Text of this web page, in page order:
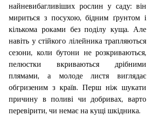
найневибагливіших рослин у саду: він
мириться з посухою, бідним ґрунтом і
кількома роками без поділу куща. Але
навіть у стійкого лілейника трапляються
сезони, коли бутони не розкриваються,
пелюстки вкриваються дрібними
плямами, а молоде листя виглядає
обгризеним з країв. Перш ніж шукати
причину в поливі чи добривах, варто
перевірити, чи немає на кущі шкідника.